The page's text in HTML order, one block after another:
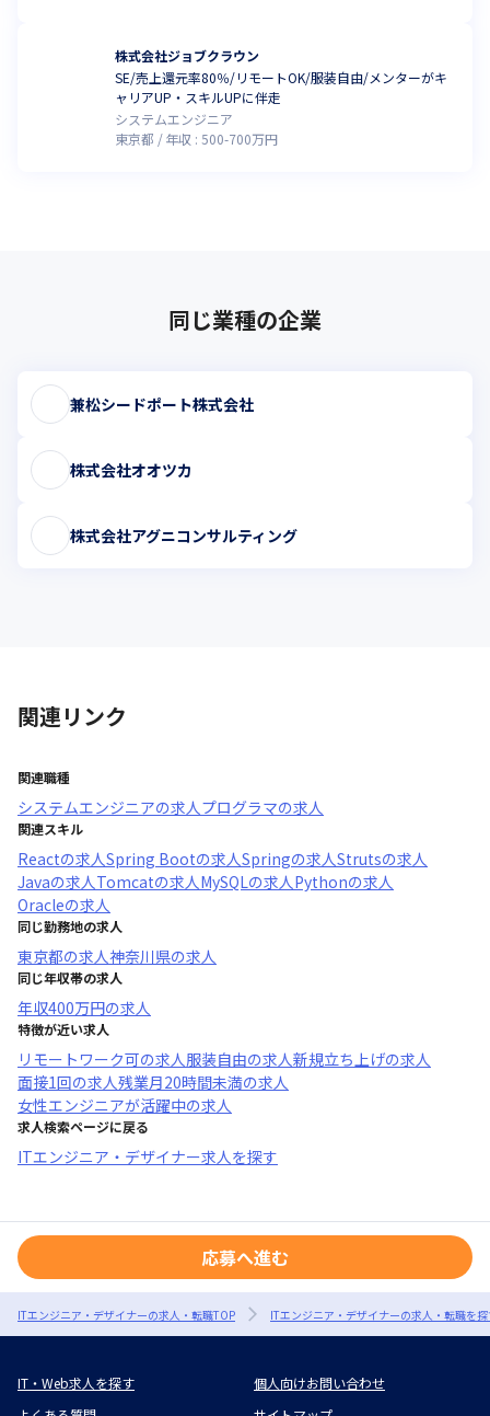
株式会社ジョブクラウン
SE/売上還元率80％/リモートOK/服装自由/メンターがキ
ャリアUP・スキルUPに伴走
システムエンジニア
東京都
年収 :500-700万円
同じ業種の企業
兼松シードポート株式会社
株式会社オオツカ
株式会社アグニコンサルティング
関連リンク
関連職種
システムエンジニアの求人プログラマの求人
関連スキル
Reactの求人Spring Bootの求人Springの求人Strutsの求人
Javaの求人Tomcatの求人MySQLの求人Pythonの求人
Oracleの求人
同じ勤務地の求人
東京都の求人神奈川県の求人
同じ年収帯の求人
年収400万円の求人
特徴が近い求人
リモートワーク可の求人服装自由の求人新規立ち上げの求人
面接1回の求人残業月20時間未満の求人
女性エンジニアが活躍中の求人
求人検索ページに戻る
ITエンジニア・デザイナー求人を探す
応募へ進む
ITエンジニア・デザイナーの求人・転職TOP ITエンジニア・デザイナーの求人・転職を
IT・Web求人を探す
個人向けお問い合わせ